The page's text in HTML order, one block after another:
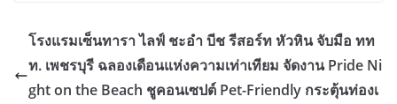
โรงแรมเซ็นทารา ไลฟ์ ชะอำ บีช รีสอร์ท หัวหิน จับมือ ทท
ท. เพชรบุรี ฉลองเดือนแห่งความเท่าเทียม จัดงาน Pride Ni
ght on the Beach ชูคอนเซปต์ Pet-Friendly กระตุ้นท่องเ